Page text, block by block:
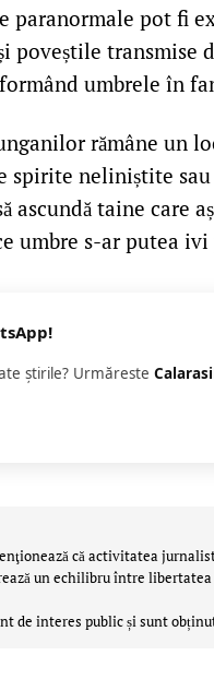
paranormale pot fi
poveștile transmise
umbrele în
rămâne un
spirite neliniștite
ascundă taine care
umbre s-ar putea
știrile? Urmăreste
că activitatea
un echilibru între
de interes public și sunt